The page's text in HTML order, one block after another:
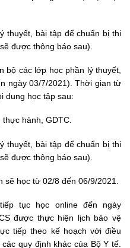
thuyết, bài tập để chuẩn bị thi
được thông báo sau).
bộ các lớp học phần lý thuyết,
ngày 03/7/2021). Thời gian từ
dung học tập sau:
hành, GDTC.
thuyết, bài tập để chuẩn bị thi
được thông báo sau).
học từ 02/8 đến 06/9/2021.
tục học online đến ngày
được thực hiện lịch bảo vệ
tiếp theo kế hoạch với điều
quy định khác của Bộ Y tế.